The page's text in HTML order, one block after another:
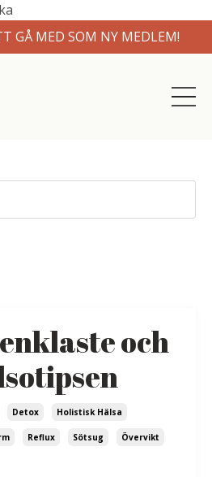
GÅ MED SOM NY MEDLEM!
och
Detox Holistisk Hälsa
Reflux Sötsug Övervikt